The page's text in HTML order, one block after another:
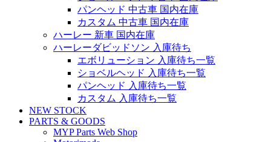
パンヘッド 中古車 国内在庫
カスタム 中古車 国内在庫
ハーレー 新車 国内在庫
ハーレーダビッドソン 入庫待ち
エボリューション 入庫待ち一覧
ショベルヘッド 入庫待ち一覧
パンヘッド 入庫待ち一覧
カスタム 入庫待ち一覧
NEW STOCK
PARTS & GOODS
MYP Parts Web Shop